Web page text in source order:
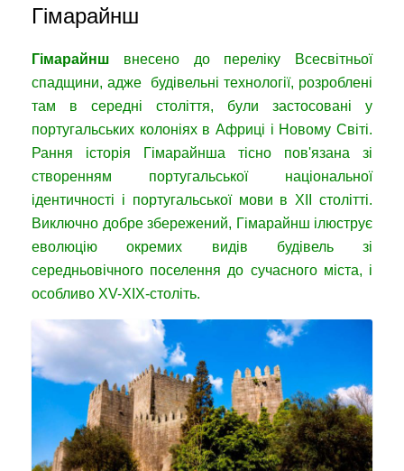
Гімарайнш
Гімарайнш внесено до переліку Всесвітньої
спадщини, адже будівельні технології, розроблені
там в середні століття, були застосовані у
португальських колоніях в Африці і Новому Світі.
Рання історія Гімарайнша тісно пов'язана зі
створенням португальської національної
ідентичності і португальської мови в XII столітті.
Виключно добре збережений, Гімарайнш ілюструє
еволюцію окремих видів будівель зі
середньовічного поселення до сучасного міста, і
особливо XV-XIX-століть.